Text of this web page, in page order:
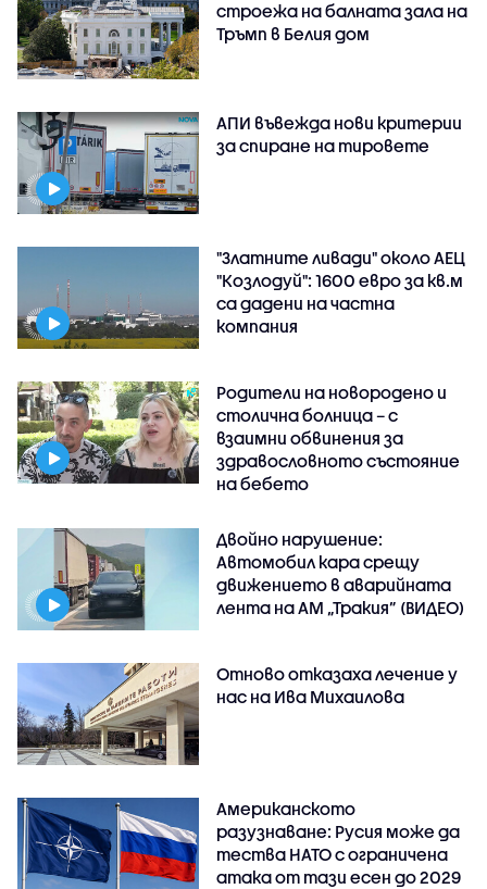
строежа на балната зала на
Тръмп в Белия дом
АПИ въвежда нови критерии
за спиране на тировете
"Златните ливади" около АЕЦ
"Козлодуй": 1600 евро за кв.м
са дадени на частна
компания
Родители на новородено и
столична болница – с
взаимни обвинения за
здравословното състояние
на бебето
Двойно нарушение:
Автомобил кара срещу
движението в аварийната
лента на АМ „Тракия” (ВИДЕО)
Отново отказаха лечение у
нас на Ива Михаилова
Американското
разузнаване: Русия може да
тества НАТО с ограничена
атака от тази есен до 2029